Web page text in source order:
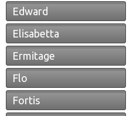
Edward
Elisabetta
Ermitage
Flo
Fortis